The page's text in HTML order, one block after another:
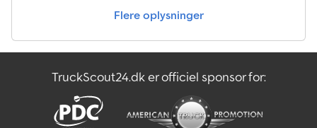
Flere oplysninger
TruckScout24.dk er officiel sponsor for: